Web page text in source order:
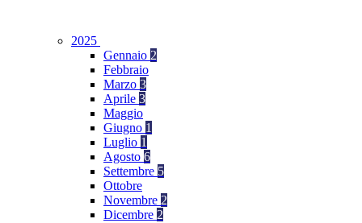
2025
Gennaio 2
Febbraio
Marzo 3
Aprile 3
Maggio
Giugno 1
Luglio 1
Agosto 6
Settembre 5
Ottobre
Novembre 2
Dicembre 2